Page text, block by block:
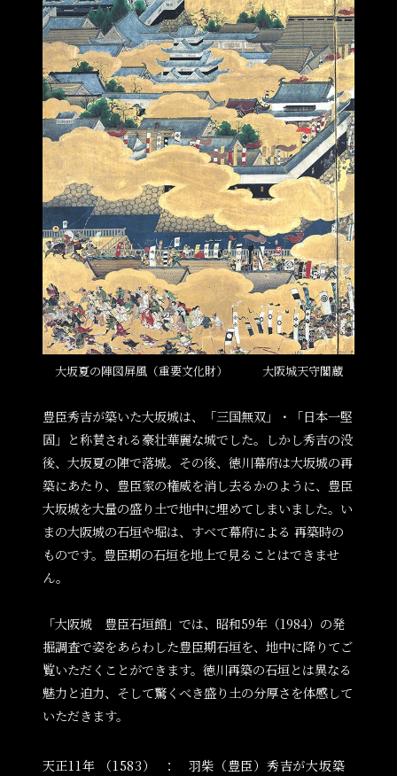
大坂夏の陣図屏風（重要文化財） 大阪城天守閣蔵
豊臣秀吉が築いた大坂城は、「三国無双」・「日本一堅
固」と称賛される豪壮華麗な城でした。しかし秀吉の没
後、大坂夏の陣で落城。その後、徳川幕府は大坂城の再
築にあたり、豊臣家の権威を消し去るかのように、豊臣
大坂城を大量の盛り土で地中に埋めてしまいました。い
まの大阪城の石垣や堀は、すべて幕府による 再築時の
ものです。豊臣期の石垣を地上で見ることはできませ
ん。
「大阪城 豊臣石垣館」では、昭和59年（1984）の発
掘調査で姿をあらわした豊臣期石垣を、地中に降りてご
覧いただくことができます。徳川再築の石垣とは異なる
魅力と迫力、そして驚くべき盛り土の分厚さを体感して
いただきます。
天正11年 （1583） 羽柴（豊臣）秀吉が大坂築